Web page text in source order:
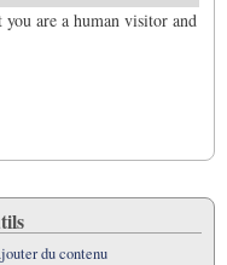
are a human visitor and
du contenu